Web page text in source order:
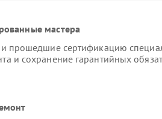
мастера
прошедшие сертификацию
и сохранение гарантийных